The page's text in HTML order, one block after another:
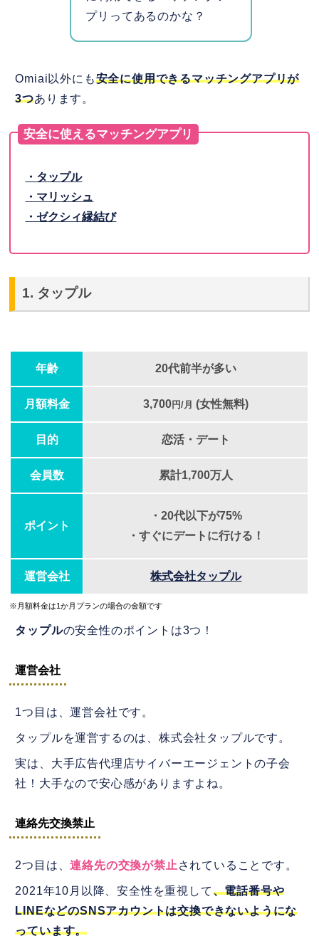
プリってあるのかな？
Omiai以外にも安全に使用できるマッチングアプリが
3つあります。
安全に使えるマッチングアプリ
・タップル
・マリッシュ
・ゼクシィ縁結び
1. タップル
年齢 20代前半が多い
月額料金 3,700 円/月 (女性無料)
目的 恋活・デート
会員数 累計1,700万人
ポイント
・20代以下が75%
・すぐにデートに行ける！
運営会社 株式会社タップル
※月額料金は1か月プランの場合の金額です
タップルの安全性のポイントは3つ！
運営会社
1つ目は、運営会社です。
タップルを運営するのは、株式会社タップルです。
実は、大手広告代理店サイバーエージェントの子会
社！大手なので安心感がありますよね。
連絡先交換禁止
2つ目は、連絡先の交換が禁止 されていることです。
2021年10月以降、安全性を重視して、電話番号や
LINEなどのSNSアカウントは交換できないようにな
っています。